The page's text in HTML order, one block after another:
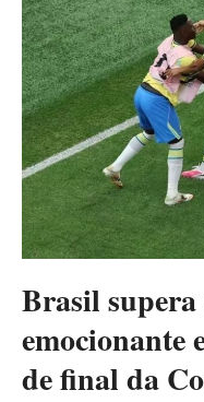
Brasil supera
emocionante
de final da